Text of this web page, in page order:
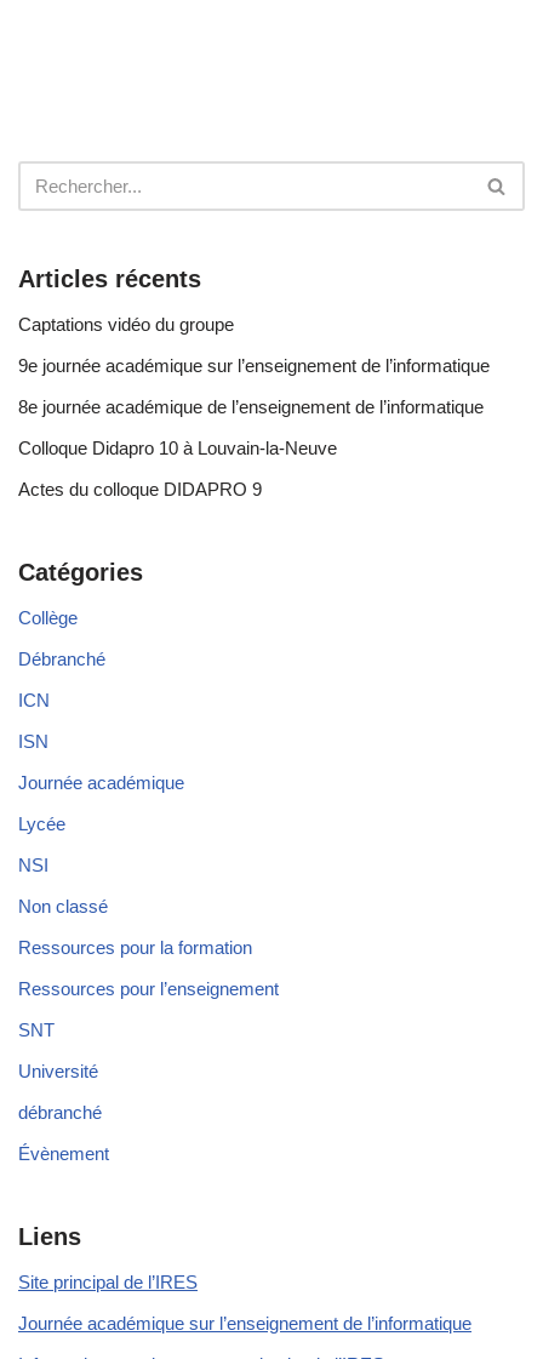
Articles récents
Captations vidéo du groupe
9e journée académique sur l’enseignement de l’informatique
8e journée académique de l’enseignement de l’informatique
Colloque Didapro 10 à Louvain-la-Neuve
Actes du colloque DIDAPRO 9
Catégories
Collège
Débranché
ICN
ISN
Journée académique
Lycée
NSI
Non classé
Ressources pour la formation
Ressources pour l’enseignement
SNT
Université
débranché
Évènement
Liens
Site principal de l’IRES
Journée académique sur l’enseignement de l’informatique